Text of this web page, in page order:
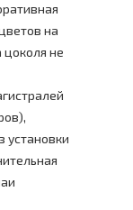
на
не
установки